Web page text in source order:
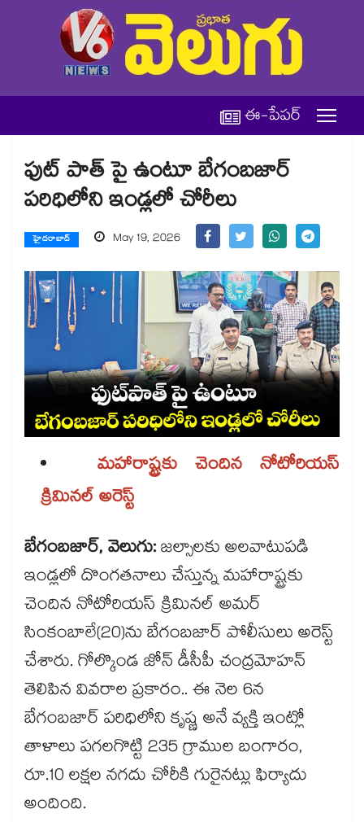
ఈ-పేపర్
ఫుట్ పాత్ పై ఉంటూ బేగంబజార్
పరిధిలోని ఇండ్లలో చోరీలు
హైదరాబాద్ May 19, 2026
మహారాష్ట్రకు చెందిన నోటోరియస్
క్రిమినల్ అరెస్ట్
బేగంబజార్, వెలుగు:జల్సాలకు అలవాటుపడి
ఇండ్లలో దొంగతనాలు చేస్తున్న మహారాష్ట్రకు
చెందిన నోటోరియస్ క్రిమినల్ అమర్
సింకంబాలే(20)ను బేగంబజార్ పోలీసులు అరెస్ట్
చేశారు. గోల్కొండ జోన్ డీసీపీ చంద్రమోహన్
తెలిపిన వివరాల ప్రకారం.. ఈ నెల 6న
బేగంబజార్ పరిధిలోని కృష్ణ అనే వ్యక్తి ఇంట్లో
తాళాలు పగలగొట్టి 235 గ్రాముల బంగారం,
రూ.10 లక్షల నగదు చోరీకి గురైనట్లు ఫిర్యాదు
అందింది.